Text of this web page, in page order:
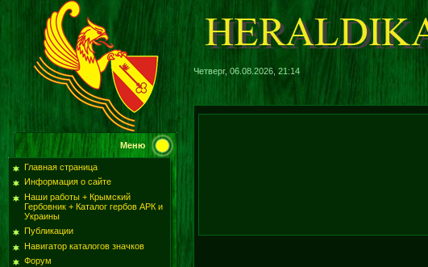
Четверг, 06.08.2026, 21:14
Меню
Главная страница
Информация о сайте
Наши работы + Крымский
Гербовник + Каталог гербов АРК и
Украины
Публикации
Навигатор каталогов значков
Форум